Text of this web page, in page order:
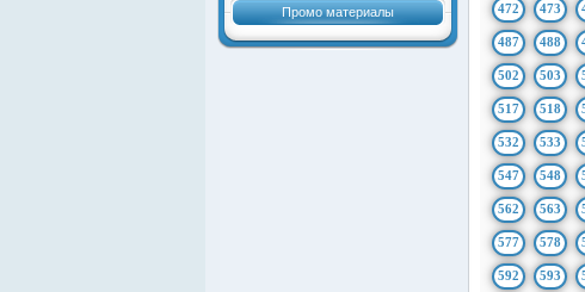
Промо материалы 472 473
487 488
502 503
517 518
532 533
547 548
562 563
577 578
592 593